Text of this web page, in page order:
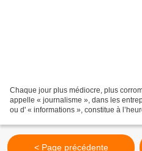
Chaque jour plus médiocre, plus
appelle « journalisme », dans les
ou d' « informations », constitue à
< Page précédente